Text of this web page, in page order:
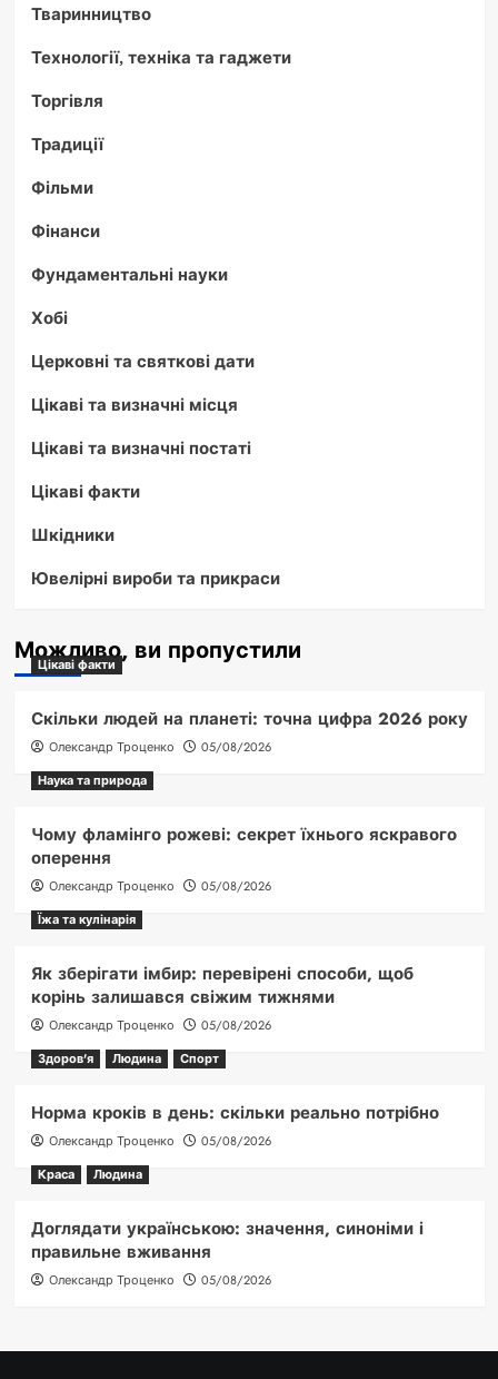
Тваринництво
Технології, техніка та гаджети
Торгівля
Традиції
Фільми
Фінанси
Фундаментальні науки
Хобі
Церковні та святкові дати
Цікаві та визначні місця
Цікаві та визначні постаті
Цікаві факти
Шкідники
Ювелірні вироби та прикраси
Можливо, ви пропустили
Цікаві факти
Скільки людей на планеті: точна цифра 2026 року
Олександр Троценко
05/08/2026
Наука та природа
Чому фламінго рожеві: секрет їхнього яскравого
оперення
Олександр Троценко
05/08/2026
Їжа та кулінарія
Як зберігати імбир: перевірені способи, щоб
корінь залишався свіжим тижнями
Олександр Троценко
05/08/2026
Здоров'я
Людина Спорт
Норма кроків в день: скільки реально потрібно
Олександр Троценко
05/08/2026
Краса
Людина
Доглядати українською: значення, синоніми і
правильне вживання
Олександр Троценко 05/08/2026